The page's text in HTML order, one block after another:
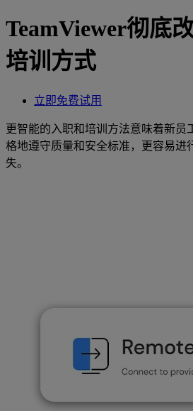
TeamViewer彻底
培训方式
立即免费试用
更智能的入职和培训方法意味着新员
格地遵守质量和安全标准，更容易进
失。